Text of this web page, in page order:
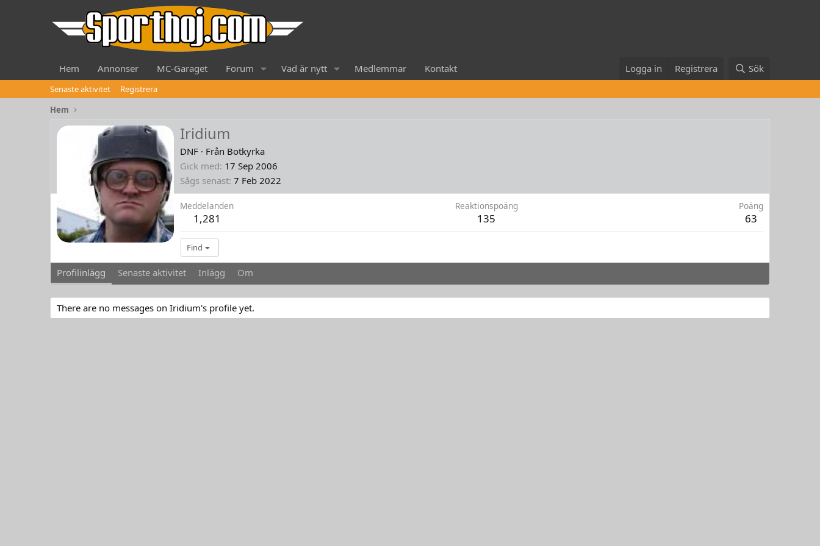
Hem Annonser MC-Garaget Forum Vad är nytt Medlemmar Kontakt Logga in Registrera Sök
Senaste aktivitet
Registrera
Hem
Iridium
DNF · Från Botkyrka
Gick med 17 Sep 2006
Sågs senast 7 Feb 2022
Meddelanden
1,281
Reaktionspoäng
135
Poäng
63
Find
Profilinlägg Senaste aktivitet Inlägg Om
There are no messages on Iridium's profile yet.